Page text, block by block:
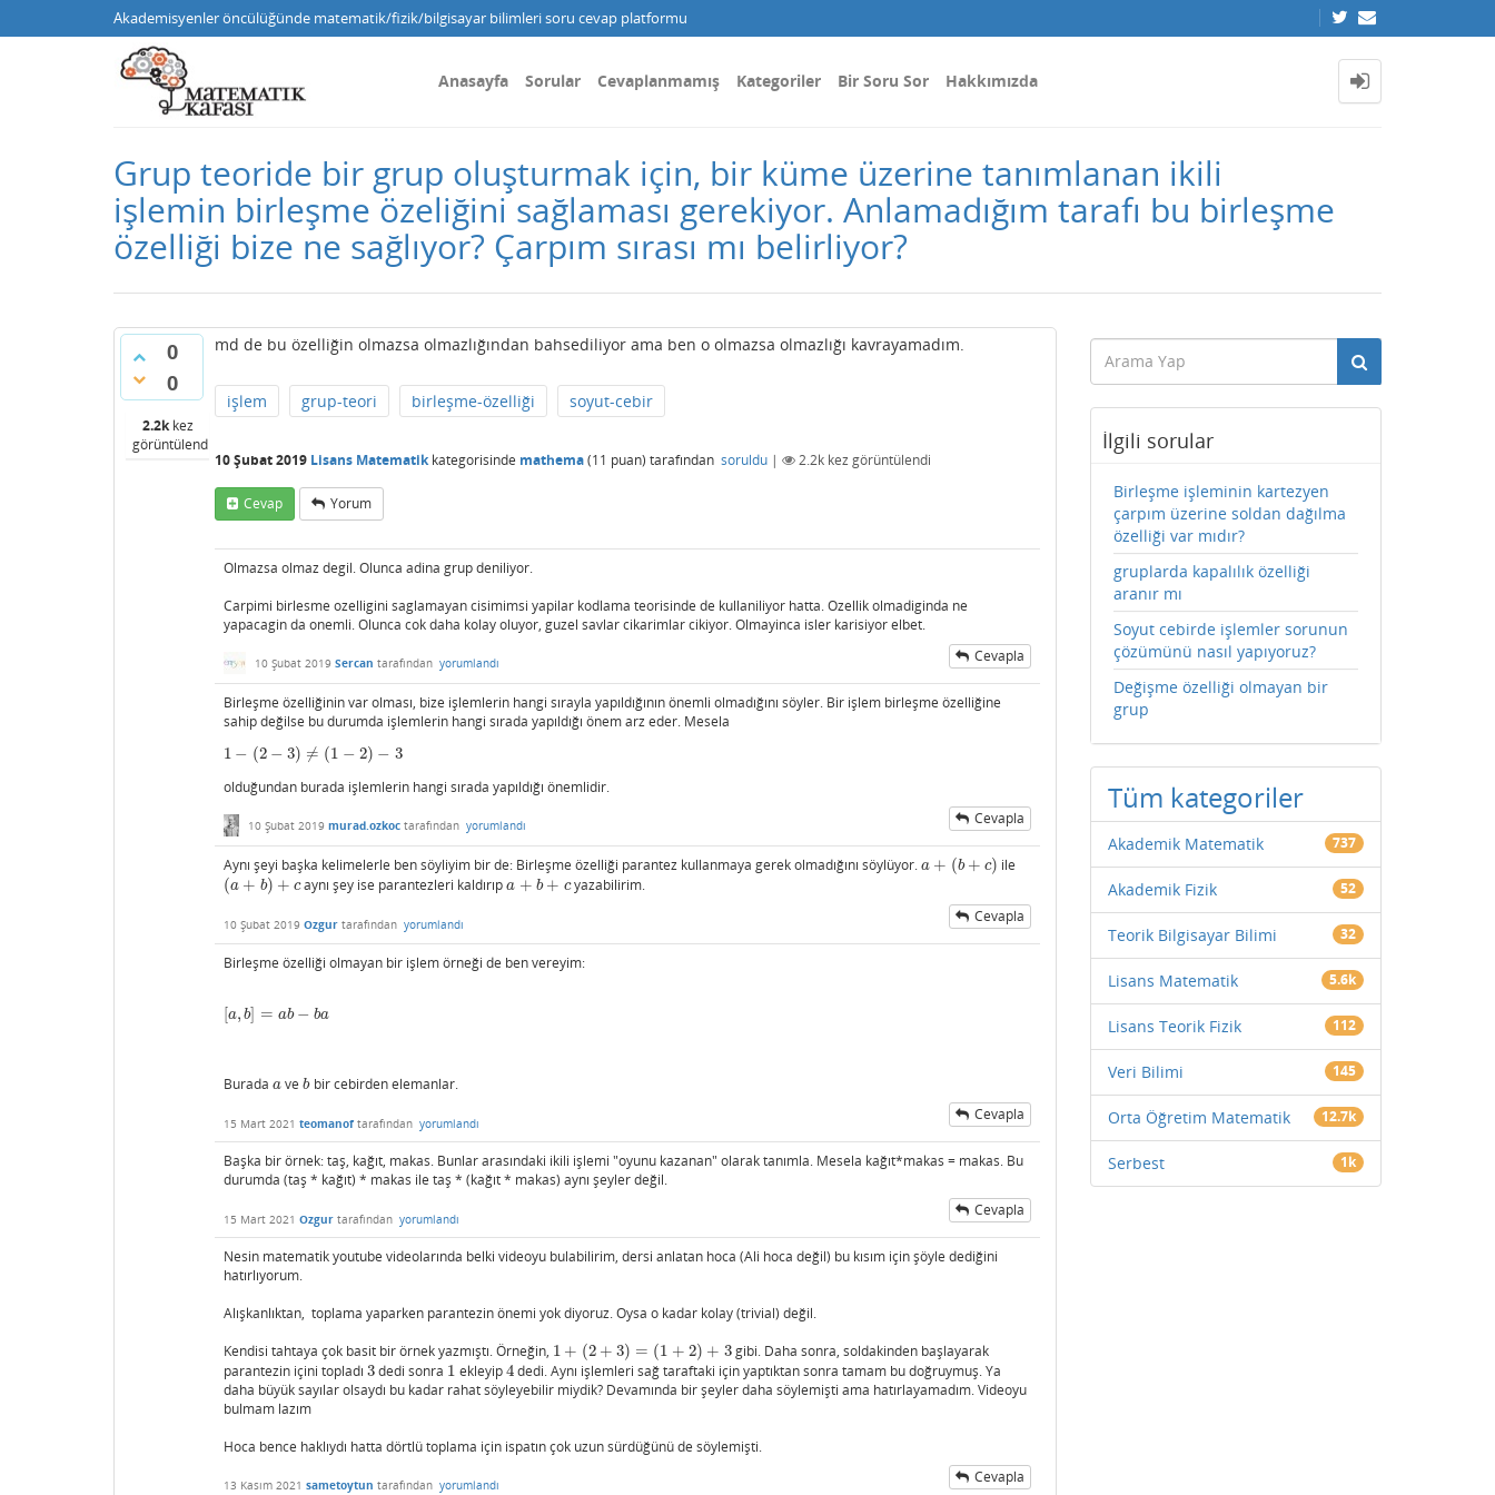
Akademisyenler öncülüğünde matematik/fizik/bilgisayar bilimleri soru cevap platformu
Anasayfa Sorular Cevaplanmamış Kategoriler Bir Soru Sor Hakkımızda
Grup teoride bir grup oluşturmak için, bir küme üzerine tanımlanan ikili
işlemin birleşme özeliğini sağlaması gerekiyor. Anlamadığım tarafı bu birleşme
özelliği bize ne sağlıyor? Çarpım sırası mı belirliyor?
0
0
2.2kkez
görüntülendi
md de bu özelliğin olmazsa olmazlığından bahsediliyor ama ben o olmazsa olmazlığı kavrayamadım.
işlem grup-teori birleşme-özelliği soyut-cebir
10 Şubat 2019 Lisans Matematikkategorisinde mathema(11 puan) tarafından soruldu | 2.2k kez görüntülendi
Cevap Yorum
Olmazsa olmaz degil. Olunca adina grup deniliyor.
Carpimi birlesme ozelligini saglamayan cisimimsi yapilar kodlama teorisinde de kullaniliyor hatta. Ozellik olmadiginda ne
yapacagin da onemli. Olunca cok daha kolay oluyor, guzel savlar cikarimlar cikiyor. Olmayinca isler karisiyor elbet.
10 Şubat 2019 Sercan tarafından yorumlandı Cevapla
Birleşme özelliğinin var olması, bize işlemlerin hangi sırayla yapıldığının önemli olmadığını söyler. Bir işlem birleşme özelliğine
sahip değilse bu durumda işlemlerin hangi sırada yapıldığı önem arz eder. Mesela
1 − (2 − 3) ≠ (1 − 2) − 3
1 −(2−3 )≠( 1−2)− 3
olduğundan burada işlemlerin hangi sırada yapıldığı önemlidir.
10 Şubat 2019 murad.ozkoc tarafından yorumlandı Cevapla
Aynı şeyi başka kelimelerle ben söyliyim bir de: Birleşme özelliği parantez kullanmaya gerek olmadığını söylüyor. a + (b + c)
a+(b +c)
ile
(a + b) + c
(a+ b) +c aynı şey ise parantezleri kaldırıpa + b + c
a+b+c yazabilirim.
10 Şubat 2019 Ozgur tarafından yorumlandı Cevapla
Birleşme özelliği olmayan bir işlem örneği de ben vereyim:
[a, b] = ab − ba
[a b]= ab−ba
Burada a
a veb
bbir cebirden elemanlar.
15 Mart 2021 teomanof tarafından yorumlandı Cevapla
Başka bir örnek: taş, kağıt, makas. Bunlar arasındaki ikili işlemi "oyunu kazanan" olarak tanımla. Mesela kağıt*makas = makas. Bu
durumda (taş * kağıt) * makas ile taş * (kağıt * makas) aynı şeyler değil.
15 Mart 2021 Ozgur tarafından yorumlandı Cevapla
Nesin matematik youtube videolarında belki videoyu bulabilirim, dersi anlatan hoca (Ali hoca değil) bu kısım için şöyle dediğini
hatırlıyorum.
Alışkanlıktan, toplama yaparken parantezin önemi yok diyoruz. Oysa o kadar kolay (trivial) değil.
Kendisi tahtaya çok basit bir örnek yazmıştı. Örneğin, 1 + (2 + 3) = (1 + 2) + 3
1 +(2 +3 =( 1+2 )+ 3
gibi. Daha sonra, soldakinden başlayarak
parantezin içini topladı 3
3dedi sonra 1
1 ekleyip4
4dedi. Aynı işlemleri sağ taraftaki için yaptıktan sonra tamam bu doğruymuş. Ya
daha büyük sayılar olsaydı bu kadar rahat söyleyebilir miydik? Devamında bir şeyler daha söylemişti ama hatırlayamadım. Videoyu
bulmam lazım
Hoca bence haklıydı hatta dörtlü toplama için ispatın çok uzun sürdüğünü de söylemişti.
13 Kasım 2021 sametoytun tarafından yorumlandı Cevapla
İlgili sorular
Birleşme işleminin kartezyen
çarpım üzerine soldan dağılma
özelliği var mıdır?
gruplarda kapalılık özelliği
aranır mı
Soyut cebirde işlemler sorunun
çözümünü nasıl yapıyoruz?
Değişme özelliği olmayan bir
grup
Tüm kategoriler
Akademik Matematik 737
Akademik Fizik 52
Teorik Bilgisayar Bilimi 32
Lisans Matematik 5.6k
Lisans Teorik Fizik 112
Veri Bilimi 145
Orta Öğretim Matematik 12.7k
Serbest 1k